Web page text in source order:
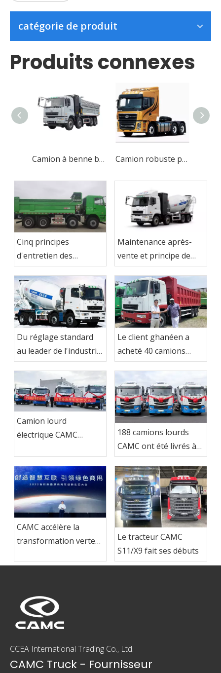
catégorie de produit
Produits connexes
Camion à benne basculante commerciale Pure Electric Tri Axle Camion robuste personnalisé fiable et longue durée de vie
Cinq principes
d'entretien des
camions à benne
basculante
Maintenance après-
vente et principe de
fonctionnement du
camion malaxeur à
béton
Du réglage standard
au leader de l'industrie
- Camion malaxeur à
béton CAMC
Le client ghanéen a
acheté 40 camions
CAMC
Camion lourd
électrique CAMC
188 camions lourds
CAMC ont été livrés à
Ma Steel Group
CAMC accélère la
transformation verte
modernisation de
véhicules utilitaires à
énergie nouvelle
Le tracteur CAMC
S11/X9 fait ses débuts
CCEA International Trading Co., Ltd.
CAMC Truck - Fournisseur